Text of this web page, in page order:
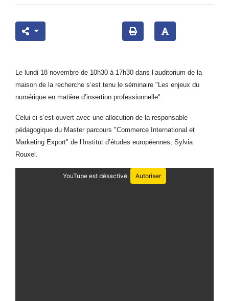
Le lundi 18 novembre de 10h30 à 17h30 dans l’auditorium de la
maison de la recherche s’est tenu le séminaire "Les enjeux du
numérique en matière d’insertion professionnelle".
Celui-ci s’est ouvert avec une allocution de la responsable
pédagogique du Master parcours "Commerce International et
Marketing Export" de l’Institut d’études européennes, Sylvia
Rouxel.
YouTube est désactivé. Autoriser